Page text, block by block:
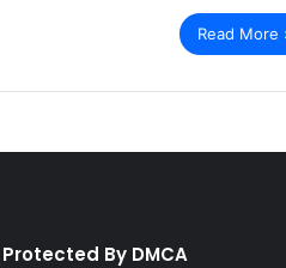
Read More
By DMCA